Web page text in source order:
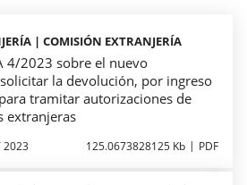
| COMISIÓN EXTRANJERÍA
4/2023 sobre el nuevo
la devolución, por ingreso
tramitar autorizaciones de
extranjeras
2023 125.0673828125 Kb PDF